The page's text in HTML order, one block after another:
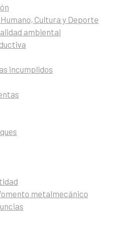
Cultura y Deporte
ambiental
incumplidos
metalmecánico